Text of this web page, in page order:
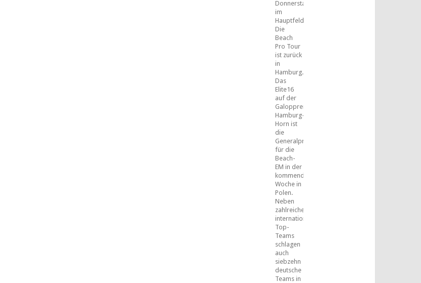
Donnerstag
im
Hauptfeld
Die
Beach
Pro Tour
ist zurück
in
Hamburg.
Das
Elite16
auf der
Galopprennbahn
Hamburg-
Horn ist
die
Generalprobe
für die
Beach-
EM in der
kommenden
Woche in
Polen.
Neben
zahlreichen
internationalen
Top-
Teams
schlagen
auch
siebzehn
deutsche
Teams in